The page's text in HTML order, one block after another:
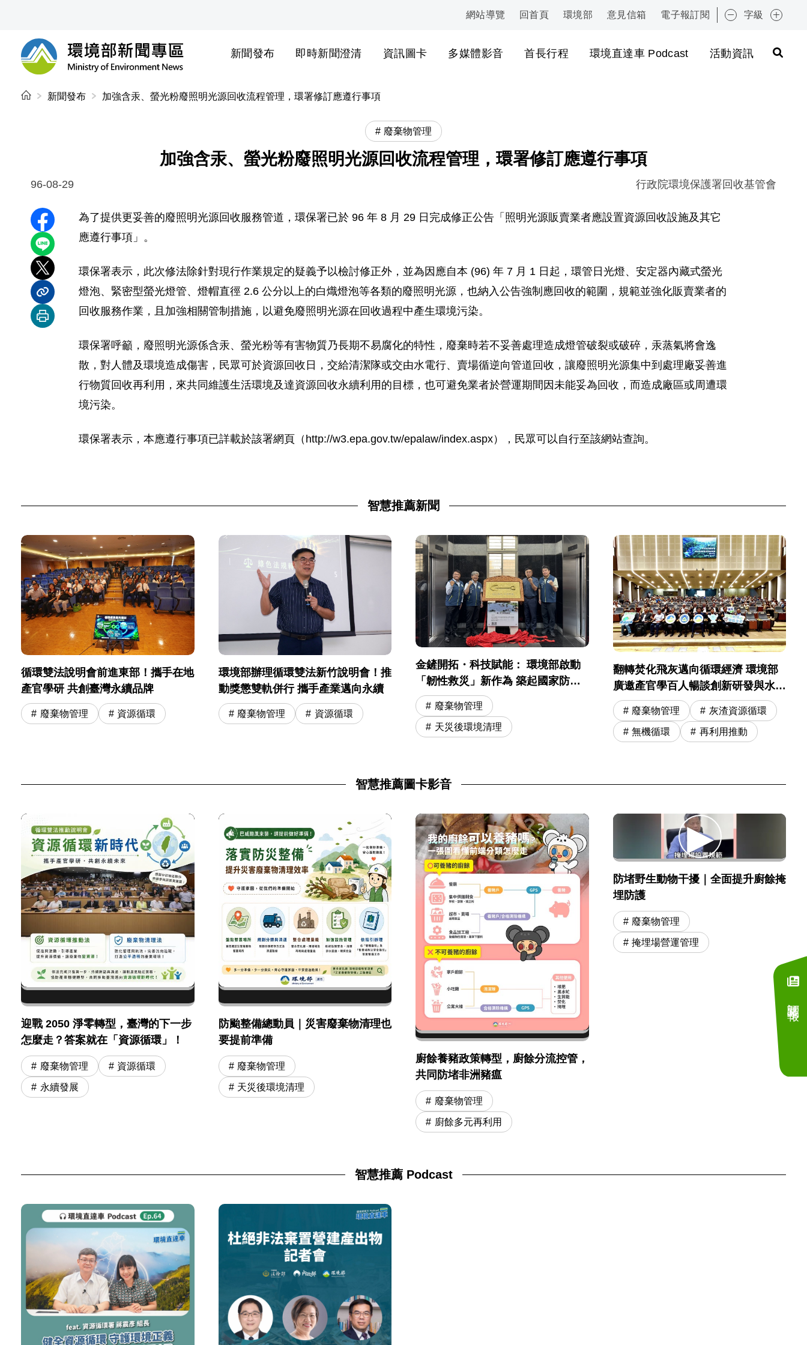
:::
網站導覽 回首頁 環境部 意見信箱 電子報訂閱 字級
環境部新聞專區
新聞發布 即時新聞澄清 資訊圖卡 多媒體影音 首長行程 環境直達車 Podcast 活動資訊
:::
新聞發布 加強含汞、螢光粉廢照明光源回收流程管理，環署修訂應遵行事項
廢棄物管理
加強含汞、螢光粉廢照明光源回收流程管理，環署修訂應遵行事項
96-08-29 行政院環境保護署回收基管會
分享至 Facebook
分享到 LINE
分享到 X
分享內容連結
列印本頁
為了提供更妥善的廢照明光源回收服務管道，環保署已於 96 年 8 月 29 日完成修正公告「照明光源販賣業者應設置資源回收設施及其它
應遵行事項」。
環保署表示，此次修法除針對現行作業規定的疑義予以檢討修正外，並為因應自本 (96) 年 7 月 1 日起，環管日光燈、安定器內藏式螢光
燈泡、緊密型螢光燈管、燈帽直徑 2.6 公分以上的白熾燈泡等各類的廢照明光源，也納入公告強制應回收的範圍，規範並強化販賣業者的
回收服務作業，且加強相關管制措施，以避免廢照明光源在回收過程中產生環境污染。
環保署呼籲，廢照明光源係含汞、螢光粉等有害物質乃長期不易腐化的特性，廢棄時若不妥善處理造成燈管破裂或破碎，汞蒸氣將會逸
散，對人體及環境造成傷害，民眾可於資源回收日，交給清潔隊或交由水電行、賣場循逆向管道回收，讓廢照明光源集中到處理廠妥善進
行物質回收再利用，來共同維護生活環境及達資源回收永續利用的目標，也可避免業者於營運期間因未能妥為回收，而造成廠區或周遭環
境污染。
環保署表示，本應遵行事項已詳載於該署網頁（http://w3.epa.gov.tw/epalaw/index.aspx），民眾可以自行至該網站查詢。
智慧推薦新聞
循環雙法說明會前進東部！攜手在地
產官學研 共創臺灣永續品牌
廢棄物管理 資源循環
環境部辦理循環雙法新竹說明會！推
動獎懲雙軌併行 攜手產業邁向永續
廢棄物管理 資源循環
金鏟開拓・科技賦能： 環境部啟動
「韌性救災」新作為 築起國家防災
安全網
廢棄物管理
天災後環境清理
翻轉焚化飛灰邁向循環經濟 環境部
廣邀產官學百人暢談創新研發與水洗
運營精進
廢棄物管理 灰渣資源循環
無機循環 再利用推動
智慧推薦圖卡影音
迎戰 2050 淨零轉型，臺灣的下一步
怎麼走？答案就在「資源循環」！
廢棄物管理 資源循環
永續發展
防颱整備總動員｜災害廢棄物清理也
要提前準備
廢棄物管理
天災後環境清理
廚餘養豬政策轉型，廚餘分流控管，
共同防堵非洲豬瘟
廢棄物管理
廚餘多元再利用
防堵野生動物干擾｜全面提升廚餘掩
埋防護
廢棄物管理
掩埋場營運管理
智慧推薦 Podcast